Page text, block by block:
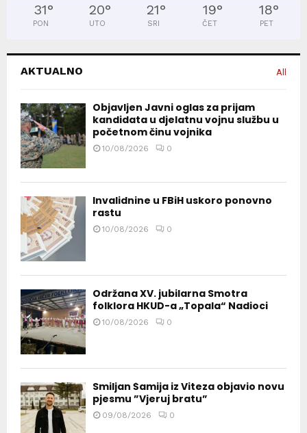
31°
PON
20°
UTO
21°
SRI
19°
ČET
18°
PET
AKTUALNO All
Objavljen Javni oglas za prijam
kandidata u djelatnu vojnu službu u
početnom činu vojnika
10/08/2026 0
Invalidnine u FBiH uskoro ponovno
rastu
10/08/2026 0
Održana XV. jubilarna Smotra
folklora HKUD-a „Topala“ Nadioci
10/08/2026 0
Smiljan Šamija iz Viteza objavio novu
pjesmu ”Vjeruj bratu”
09/08/2026 0